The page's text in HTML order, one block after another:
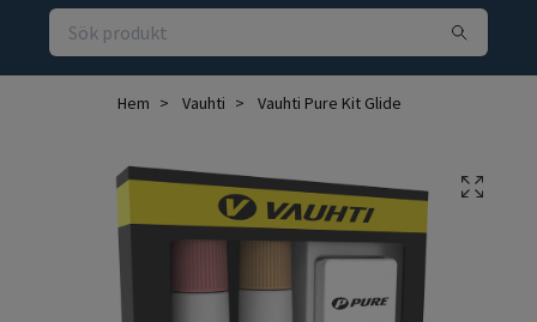
Hem Vauhti Vauhti Pure Kit Glide